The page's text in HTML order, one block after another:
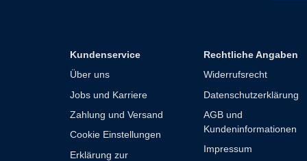
Kundenservice
Über uns
Jobs und Karriere
Zahlung und Versand
Cookie Einstellungen
Erklärung zur
Rechtliche Angaben
Widerrufsrecht
Datenschutzerklärung
AGB und
Kundeninformationen
Impressum